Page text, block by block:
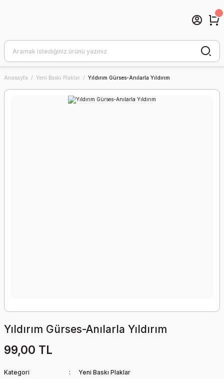
Anasayfa Yeni Baskı Plaklar Yıldırım Gürses-Anılarla Yıldırım
Yıldırım Gürses-Anılarla Yıldırım
99,00 TL
Kategori Yeni Baskı Plaklar